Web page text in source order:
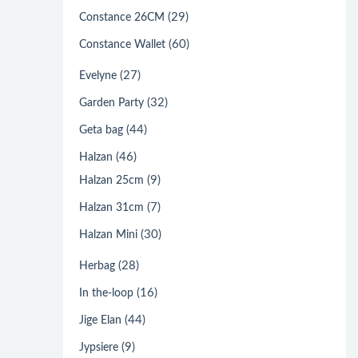
Constance 26CM (29)
Constance Wallet (60)
Evelyne (27)
Garden Party (32)
Geta bag (44)
Halzan (46)
Halzan 25cm (9)
Halzan 31cm (7)
Halzan Mini (30)
Herbag (28)
In the-loop (16)
Jige Elan (44)
Jypsiere (9)